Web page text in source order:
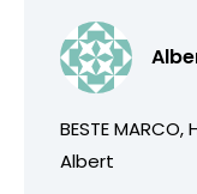
BESTE
Albert